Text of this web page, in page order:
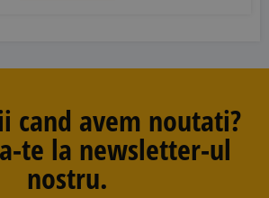
cand avem noutati?
te la newsletter-ul
nostru.